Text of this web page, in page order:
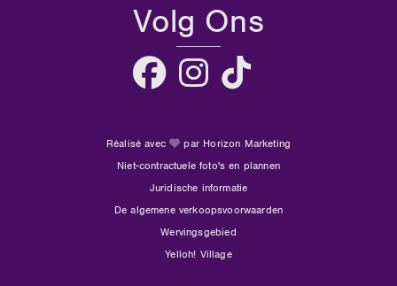
Volg Ons
Réalisé avec
par Horizon Marketing
Niet-contractuele foto's en plannen
Juridische informatie
De algemene verkoopsvoorwaarden
Wervingsgebied
Yelloh! Village